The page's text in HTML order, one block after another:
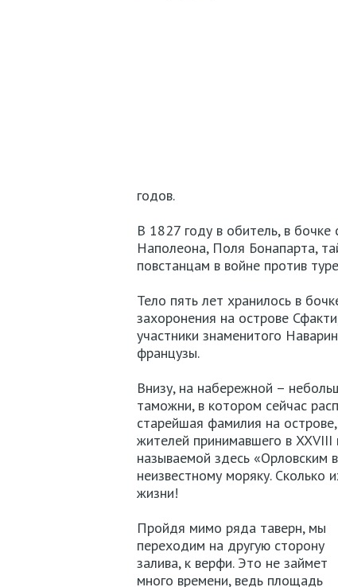
годов.
В 1827 году в обитель, в
Наполеона, Поля Бонапарта,
повстанцам в войне против
Тело пять лет хранилось в
захоронения на острове
участники знаменитого
французы.
Внизу, на набережной –
таможни, в котором сейчас
старейшая фамилия на
жителей принимавшего в XXVIII
называемой здесь «Орловским
неизвестному моряку. Сколько
жизни!
Пройдя мимо ряда таверн, мы
переходим на другую сторону
залива, к верфи. Это не займет
много времени, ведь площадь